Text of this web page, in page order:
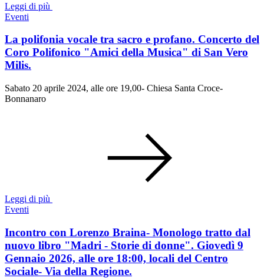
Leggi di più
Eventi
La polifonia vocale tra sacro e profano. Concerto del
Coro Polifonico "Amici della Musica" di San Vero
Milis.
Sabato 20 aprile 2024, alle ore 19,00- Chiesa Santa Croce-
Bonnanaro
Leggi di più
Eventi
Incontro con Lorenzo Braina- Monologo tratto dal
nuovo libro "Madri - Storie di donne". Giovedì 9
Gennaio 2026, alle ore 18:00, locali del Centro
Sociale- Via della Regione.